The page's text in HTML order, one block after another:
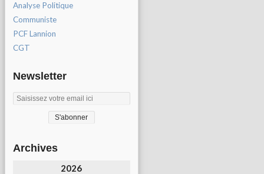
Analyse Politique
Communiste
PCF Lannion
CGT
Newsletter
Archives
2026